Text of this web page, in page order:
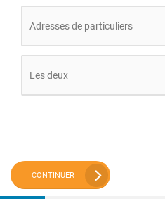
Adresses de particuliers
Les deux
CONTINUER